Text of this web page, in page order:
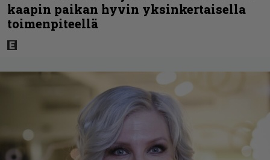
kaapin paikan hyvin yksinkertaisella
toimenpiteellä